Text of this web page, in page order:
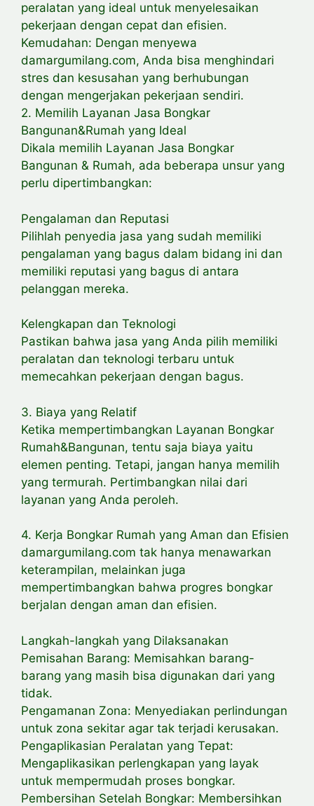
peralatan yang ideal untuk menyelesaikan
pekerjaan dengan cepat dan efisien.
Kemudahan: Dengan menyewa
damargumilang.com, Anda bisa menghindari
stres dan kesusahan yang berhubungan
dengan mengerjakan pekerjaan sendiri.
2. Memilih Layanan Jasa Bongkar
Bangunan&Rumah yang Ideal
Dikala memilih Layanan Jasa Bongkar
Bangunan & Rumah, ada beberapa unsur yang
perlu dipertimbangkan:
Pengalaman dan Reputasi
Pilihlah penyedia jasa yang sudah memiliki
pengalaman yang bagus dalam bidang ini dan
memiliki reputasi yang bagus di antara
pelanggan mereka.
Kelengkapan dan Teknologi
Pastikan bahwa jasa yang Anda pilih memiliki
peralatan dan teknologi terbaru untuk
memecahkan pekerjaan dengan bagus.
3. Biaya yang Relatif
Ketika mempertimbangkan Layanan Bongkar
Rumah&Bangunan, tentu saja biaya yaitu
elemen penting. Tetapi, jangan hanya memilih
yang termurah. Pertimbangkan nilai dari
layanan yang Anda peroleh.
4. Kerja Bongkar Rumah yang Aman dan Efisien
damargumilang.com tak hanya menawarkan
keterampilan, melainkan juga
mempertimbangkan bahwa progres bongkar
berjalan dengan aman dan efisien.
Langkah-langkah yang Dilaksanakan
Pemisahan Barang: Memisahkan barang-
barang yang masih bisa digunakan dari yang
tidak.
Pengamanan Zona: Menyediakan perlindungan
untuk zona sekitar agar tak terjadi kerusakan.
Pengaplikasian Peralatan yang Tepat:
Mengaplikasikan perlengkapan yang layak
untuk mempermudah proses bongkar.
Pembersihan Setelah Bongkar: Membersihkan